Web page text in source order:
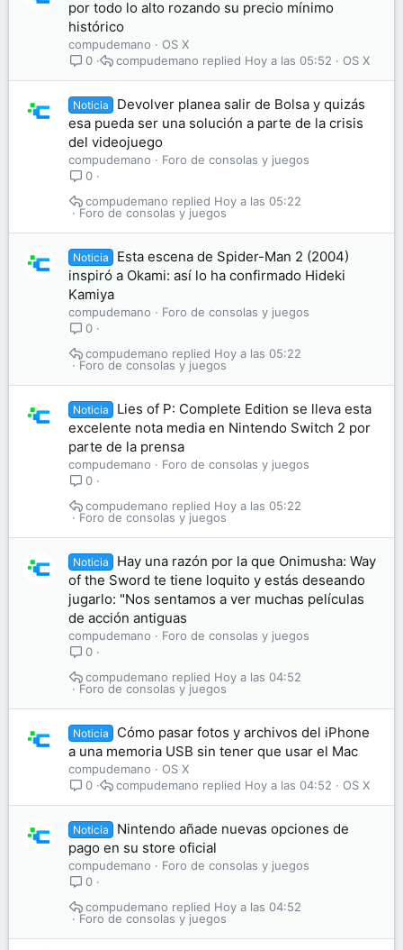
por todo lo alto rozando su precio mínimo
histórico
compudemano
OS X
0
OS X
Hoy a las 05:52
compudemano
Noticia
Devolver planea salir de Bolsa y quizás
esa pueda ser una solución a parte de la crisis
del videojuego
compudemano
Foro de consolas y juegos
0
Foro de consolas y juegos
Hoy a las 05:22
compudemano
Noticia
Esta escena de Spider-Man 2 (2004)
inspiró a Okami: así lo ha confirmado Hideki
Kamiya
compudemano
Foro de consolas y juegos
0
Foro de consolas y juegos
Hoy a las 05:22
compudemano
Noticia
Lies of P: Complete Edition se lleva esta
excelente nota media en Nintendo Switch 2 por
parte de la prensa
compudemano
Foro de consolas y juegos
0
Foro de consolas y juegos
Hoy a las 05:22
compudemano
Noticia
Hay una razón por la que Onimusha: Way
of the Sword te tiene loquito y estás deseando
jugarlo: "Nos sentamos a ver muchas películas
de acción antiguas
compudemano
Foro de consolas y juegos
0
Foro de consolas y juegos
Hoy a las 04:52
compudemano
Noticia
Cómo pasar fotos y archivos del iPhone
a una memoria USB sin tener que usar el Mac
compudemano
OS X
0
OS X
Hoy a las 04:52
compudemano
Noticia
Nintendo añade nuevas opciones de
pago en su store oficial
compudemano
Foro de consolas y juegos
0
Foro de consolas y juegos
Hoy a las 04:52
compudemano